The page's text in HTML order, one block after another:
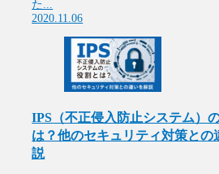
た...
2020.11.06
IPS（不正侵入防止システム）
は？他のセキュリティ対策との
説